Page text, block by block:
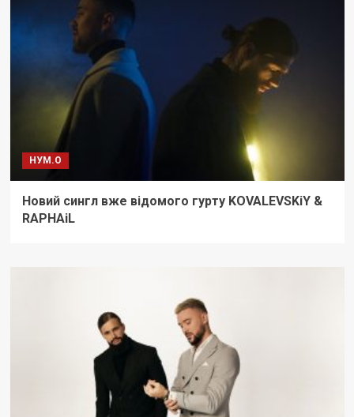
НУМ.О
Новий сингл вже відомого гурту KOVALEVSKiY &
RAPHAiL